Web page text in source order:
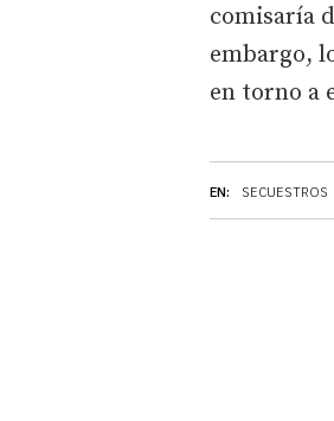
EN: SECUESTROS
comisaría
embargo,
en torno a